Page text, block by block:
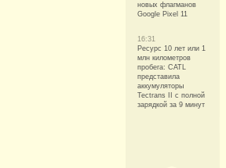
новых флагманов
Google Pixel 11
16:31
Ресурс 10 лет или 1
млн километров
пробега: CATL
представила
аккумуляторы
Tectrans II с полной
зарядкой за 9 минут